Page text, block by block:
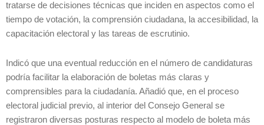
tratarse de decisiones técnicas que inciden en aspectos como el
tiempo de votación, la comprensión ciudadana, la accesibilidad, la
capacitación electoral y las tareas de escrutinio.
Indicó que una eventual reducción en el número de candidaturas
podría facilitar la elaboración de boletas más claras y
comprensibles para la ciudadanía. Añadió que, en el proceso
electoral judicial previo, al interior del Consejo General se
registraron diversas posturas respecto al modelo de boleta más